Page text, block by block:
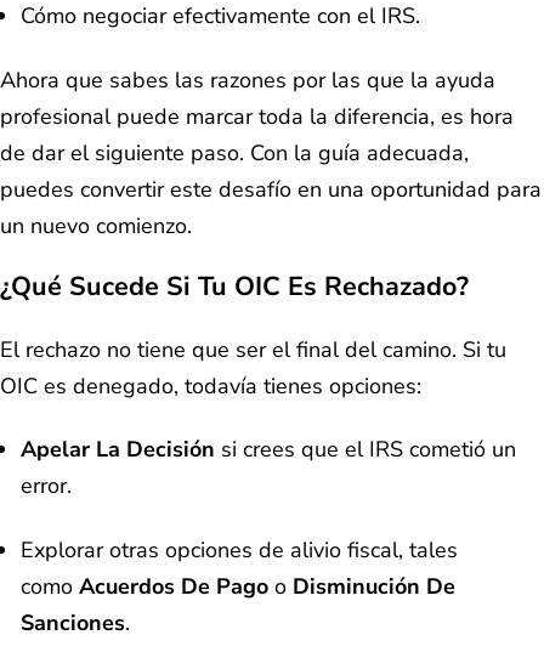
Cómo negociar efectivamente con el IRS.
Ahora que sabes las razones por las que la ayuda
profesional puede marcar toda la diferencia, es hora
de dar el siguiente paso. Con la guía adecuada,
puedes convertir este desafío en una oportunidad para
un nuevo comienzo.
¿Qué Sucede Si Tu OIC Es Rechazado?
El rechazo no tiene que ser el final del camino. Si tu
OIC es denegado, todavía tienes opciones:
Apelar La Decisión si crees que el IRS cometió un
error.
Explorar otras opciones de alivio fiscal, tales
como Acuerdos De Pago o Disminución De
Sanciones.